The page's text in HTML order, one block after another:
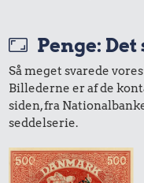
0,46 kr.
Agurk
Penge:
Så meget svarede
Billederne er af de
siden, fra
seddelserie.